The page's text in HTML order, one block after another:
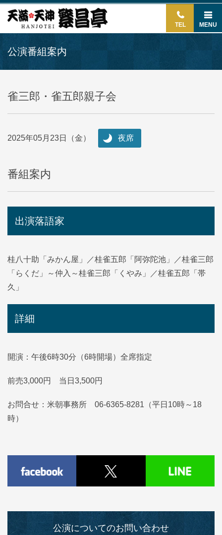
TEL MENU
公演番組案内
雀三郎・雀五郎親子会
2025年05月23日（金） 夜席
番組案内
出演落語家
桂八十助「みかん屋」／桂雀五郎「阿弥陀池」／桂雀三郎
「らくだ」～仲入～桂雀三郎「くやみ」／桂雀五郎「帯
久」
詳細
開演：午後6時30分（6時開場）全席指定
前売3,000円 当日3,500円
お問合せ：米朝事務所 06-6365-8281（平日10時～18
時）
公演についてのお問い合わせ